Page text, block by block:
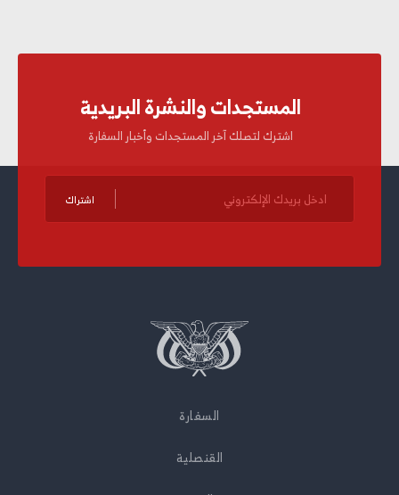
المستجدات والنشرة البريدية
اشترك لتصلك آخر المستجدات وأخبار السفارة
السفارة
القنصلية